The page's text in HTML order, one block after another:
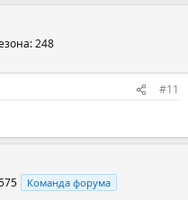
248
#11
Команда форума